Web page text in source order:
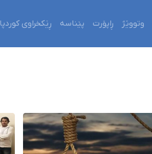
وتووێژ ڕاپۆرت پێناسە ڕێکخراوی کوردپا